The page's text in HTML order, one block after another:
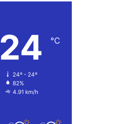
24 ℃
24º - 24º
82%
4.91 km/h